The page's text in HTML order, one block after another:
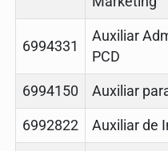
6994331
Auxiliar
PCD
6994150 Auxiliar
6992822 Auxiliar de